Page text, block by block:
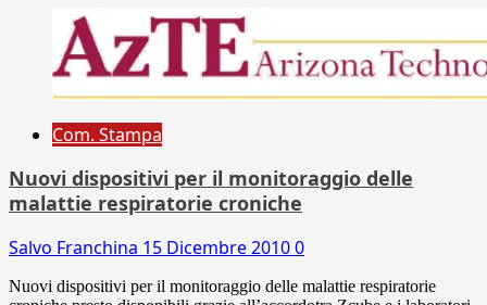
Com. Stampa
Nuovi dispositivi per il monitoraggio delle
malattie respiratorie croniche
Salvo Franchina 15 Dicembre 20100
Nuovi dispositivi per il monitoraggio delle malattie respiratorie